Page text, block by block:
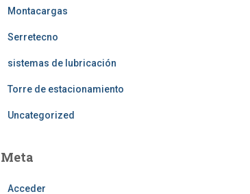
Montacargas
Serretecno
sistemas de lubricación
Torre de estacionamiento
Uncategorized
Meta
Acceder